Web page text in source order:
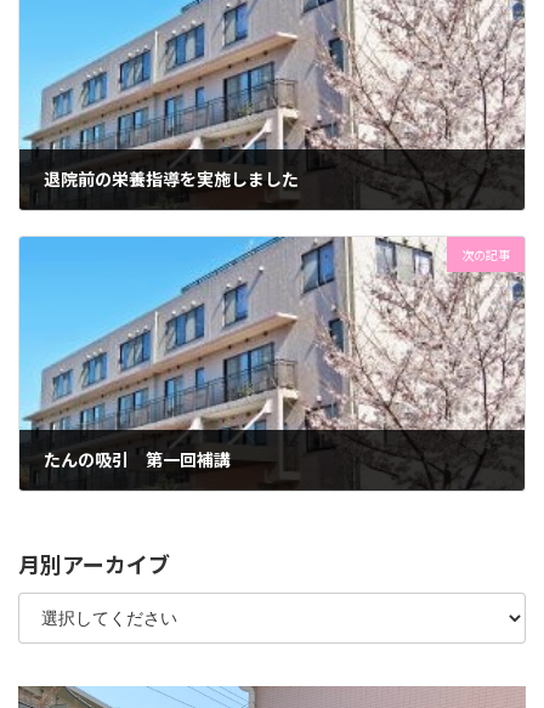
退院前の栄養指導を実施しました
次の記事
たんの吸引 第一回補講
月別アーカイブ